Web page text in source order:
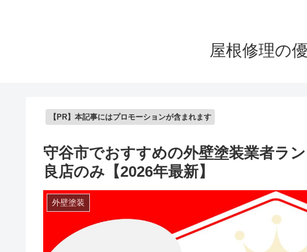
屋根修理の
【PR】本記事にはプロモーションが含まれます
守谷市でおすすめの外壁塗装業者ラ
良店のみ【2026年最新】
外壁塗装